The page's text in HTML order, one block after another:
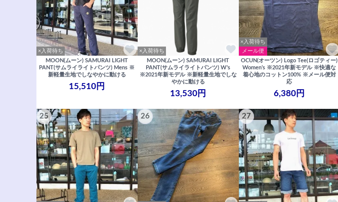
×入荷待ち
MOON(ムーン) SAMURAI LIGHT
PANT(サムライライトパンツ) Mens ※
新軽量生地でしなやかに動ける
15,510円
×入荷待ち
MOON(ムーン) SAMURAI LIGHT
PANT(サムライライトパンツ) W's
※2021年新モデル ※新軽量生地でしな
やかに動ける
13,530円
×入荷待ち
メール便
OCUN(オーツン) Logo Tee(ロゴティー)
Women’s ※2021年新モデル ※快適な
着心地のコットン100% ※メール便対
応
6,380円
25 26 27